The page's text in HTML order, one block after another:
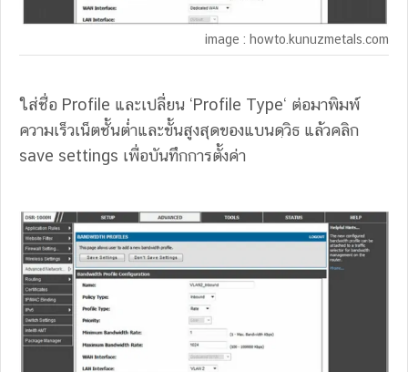
image : howto.kunuzmetals.com
ใส่ชื่อ Profile และเปลี่ยน ‘Profile Type‘ ต่อมาพิมพ์
ความเร็วเน็ตชั้นต่ำและขั้นสูงสุดของแบนดฺวิธ แล้วคลิก
save settings เพื่อบันทึกการตั้งค่า